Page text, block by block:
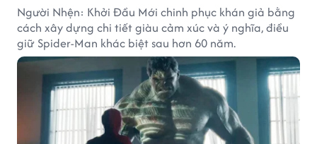
Người Nhện: Khởi Đầu Mới chinh phục khán giả bằng
cách xây dựng chi tiết giàu cảm xúc và ý nghĩa, điều
giữ Spider-Man khác biệt sau hơn 60 năm.